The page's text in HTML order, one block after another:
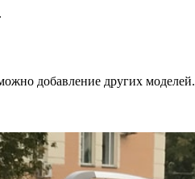
добавление других моделей.